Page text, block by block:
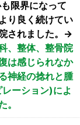
限界になって
り良く続けてい
されました。→
、整体、整骨院
は感じられなか
神経の捻れと腫
ーション)によ
。